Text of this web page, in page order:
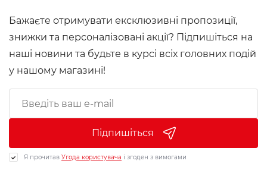
Бажаєте отримувати ексклюзивні пропозиції,
знижки та персоналізовані акції? Підпишіться на
наші новини та будьте в курсі всіх головних подій
у нашому магазині!
Підпишіться
Я прочитав Угода користувача і згоден з вимогами